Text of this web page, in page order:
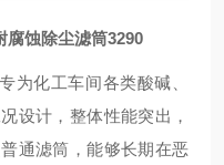
腐蚀除尘滤筒3290
为化工车间各类酸碱、
设计，整体性能突出，
通滤筒，能够长期在恶